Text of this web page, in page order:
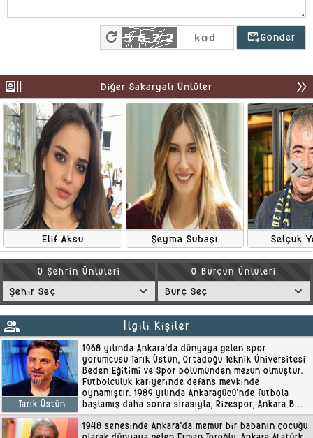
refresh outgoing_mailGönder
recent_actors Diğer Sakaryalı Ünlüler double_arrow
Elif Aksu Şeyma Subaşı Selçuk
O Şehrin Ünlüleri O Burçun Ünlüleri
group İlgili Kişiler
Tarık Üstün
1968 yılında Ankara'da dünyaya gelen spor
yorumcusu Tarık Üstün, Ortadoğu Teknik Üniversitesi
Beden Eğitimi ve Spor bölümünden mezun olmuştur.
Futbolculuk kariyerinde defans mevkinde
oynamıştır. 1989 yılında Ankaragücü'nde futbola
başlamış daha sonra sırasıyla, Rizespor, Ankara BB,
Keçiörengücü, Şekerspor ve Karamanspo..
1948 senesinde Ankara'da memur bir babanın çocuğu